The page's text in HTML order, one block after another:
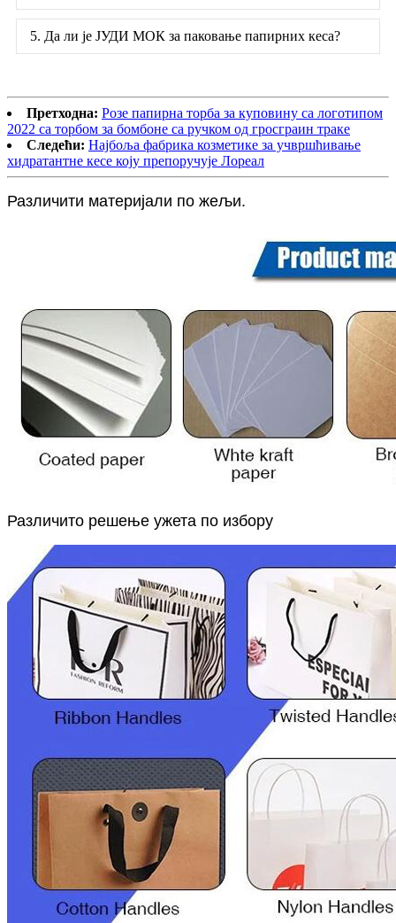
5. Да ли је ЈУДИ МОК за паковање папирних кеса?
Претходна: Розе папирна торба за куповину са логотипом
2022 са торбом за бомбоне са ручком од гросграин траке
Следећи: Најбоља фабрика козметике за учвршћивање
хидратантне кесе коју препоручује Лореал
Различити материјали по жељи.
Различито решење ужета по избору